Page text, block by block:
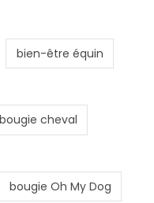
bien-être équin
bougie cheval
bougie Oh My Dog